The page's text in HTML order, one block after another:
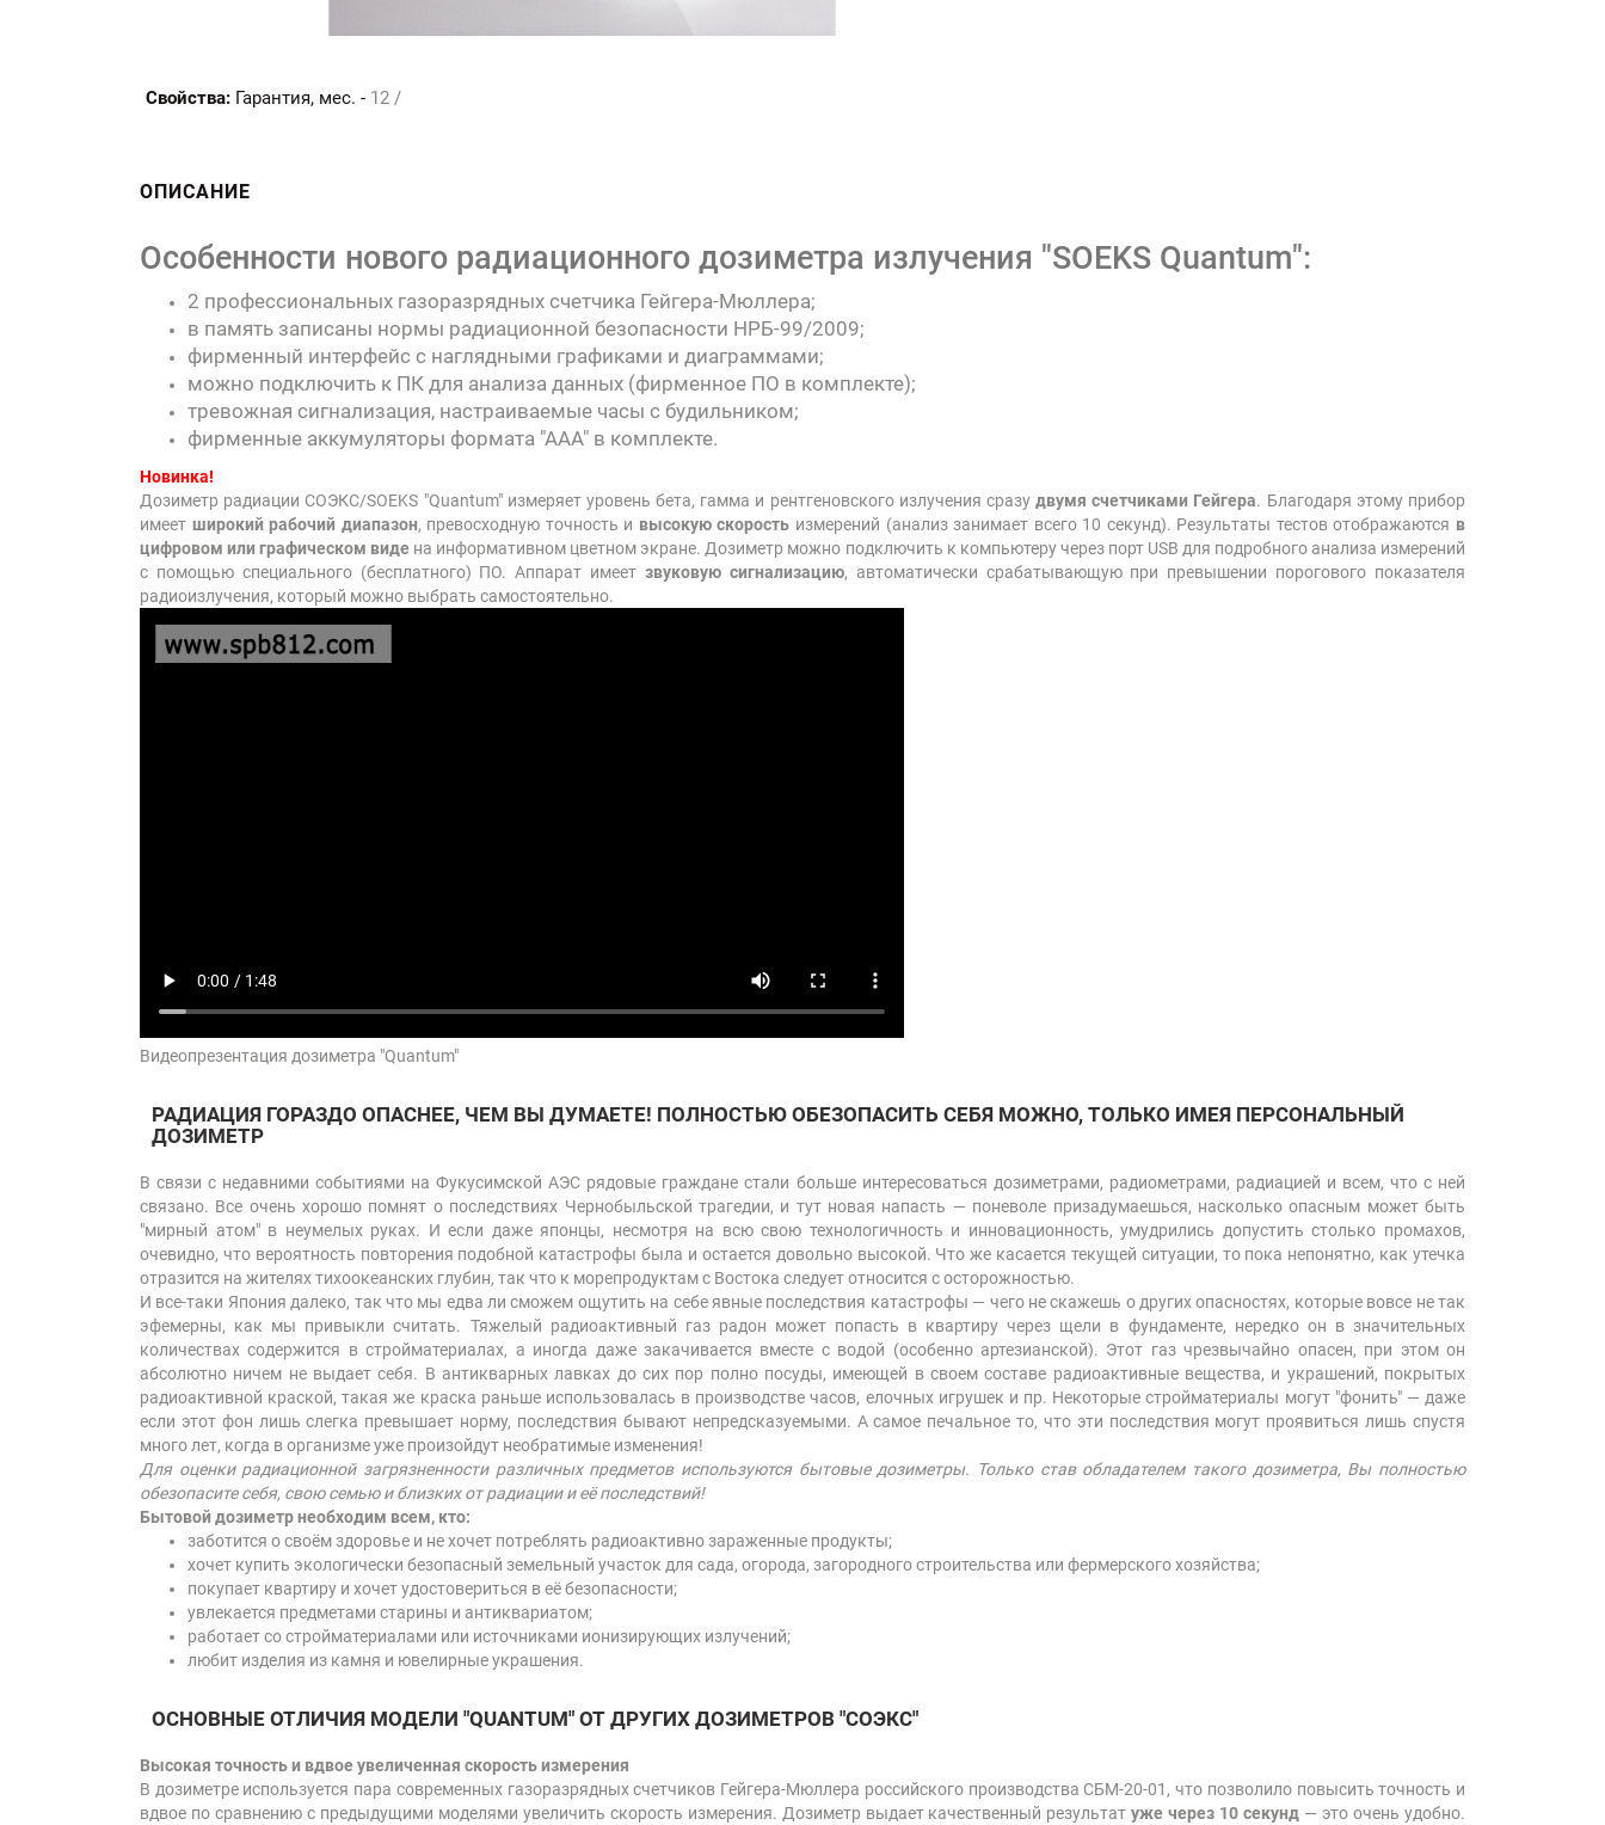
Свойства: Гарантия, мес. - 12 /
ОПИСАНИЕ
Особенности нового радиационного дозиметра излучения "SOEKS Quantum":
2 профессиональных газоразрядных счетчика Гейгера-Мюллера;
в память записаны нормы радиационной безопасности НРБ-99/2009;
фирменный интерфейс с наглядными графиками и диаграммами;
можно подключить к ПК для анализа данных (фирменное ПО в комплекте);
тревожная сигнализация, настраиваемые часы с будильником;
фирменные аккумуляторы формата "ААА" в комплекте.
Новинка!
Дозиметр радиации СОЭКС/SOEKS "Quantum" измеряет уровень бета, гамма и рентгеновского излучения сразудвумя счетчиками Гейгера. Благодаря этому прибор
имеет широкий рабочий диапазон, превосходную точность и высокую скорость измерений (анализ занимает всего 10 секунд). Результаты тестов отображаются в
цифровом или графическом виде на информативном цветном экране. Дозиметр можно подключить к компьютеру через порт USB для подробного анализа измерений
с помощью специального (бесплатного) ПО. Аппарат имеет звуковую сигнализацию, автоматически срабатывающую при превышении порогового показателя
радиоизлучения, который можно выбрать самостоятельно.
Видеопрезентация дозиметра "Quantum"
РАДИАЦИЯ ГОРАЗДО ОПАСНЕЕ, ЧЕМ ВЫ ДУМАЕТЕ! ПОЛНОСТЬЮ ОБЕЗОПАСИТЬ СЕБЯ МОЖНО, ТОЛЬКО ИМЕЯ ПЕРСОНАЛЬНЫЙ
ДОЗИМЕТР
В связи с недавними событиями на Фукусимской АЭС рядовые граждане стали больше интересоваться дозиметрами, радиометрами, радиацией и всем, что с ней
связано. Все очень хорошо помнят о последствиях Чернобыльской трагедии, и тут новая напасть — поневоле призадумаешься, насколько опасным может быть
"мирный атом" в неумелых руках. И если даже японцы, несмотря на всю свою технологичность и инновационность, умудрились допустить столько промахов,
очевидно, что вероятность повторения подобной катастрофы была и остается довольно высокой. Что же касается текущей ситуации, то пока непонятно, как утечка
отразится на жителях тихоокеанских глубин, так что к морепродуктам с Востока следует относится с осторожностью.
И все-таки Япония далеко, так что мы едва ли сможем ощутить на себе явные последствия катастрофы — чего не скажешь о других опасностях, которые вовсе не так
эфемерны, как мы привыкли считать. Тяжелый радиоактивный газ радон может попасть в квартиру через щели в фундаменте, нередко он в значительных
количествах содержится в стройматериалах, а иногда даже закачивается вместе с водой (особенно артезианской). Этот газ чрезвычайно опасен, при этом он
абсолютно ничем не выдает себя. В антикварных лавках до сих пор полно посуды, имеющей в своем составе радиоактивные вещества, и украшений, покрытых
радиоактивной краской, такая же краска раньше использовалась в производстве часов, елочных игрушек и пр. Некоторые стройматериалы могут "фонить" — даже
если этот фон лишь слегка превышает норму, последствия бывают непредсказуемыми. А самое печальное то, что эти последствия могут проявиться лишь спустя
много лет, когда в организме уже произойдут необратимые изменения!
Для оценки радиационной загрязненности различных предметов используются бытовые дозиметры. Только став обладателем такого дозиметра, Вы полностью
обезопасите себя, свою семью и близких от радиации и её последствий!
Бытовой дозиметр необходим всем, кто:
заботится о своём здоровье и не хочет потреблять радиоактивно зараженные продукты;
хочет купить экологически безопасный земельный участок для сада, огорода, загородного строительства или фермерского хозяйства;
покупает квартиру и хочет удостовериться в её безопасности;
увлекается предметами старины и антиквариатом;
работает со стройматериалами или источниками ионизирующих излучений;
любит изделия из камня и ювелирные украшения.
ОСНОВНЫЕ ОТЛИЧИЯ МОДЕЛИ "QUANTUM" ОТ ДРУГИХ ДОЗИМЕТРОВ "СОЭКС"
Высокая точность и вдвое увеличенная скорость измерения
В дозиметре используется пара современных газоразрядных счетчиков Гейгера-Мюллера российского производства СБМ-20-01, что позволило повысить точность и
вдвое по сравнению с предыдущими моделями увеличить скорость измерения. Дозиметр выдает качественный результатуже через 10 секунд — это очень удобно.